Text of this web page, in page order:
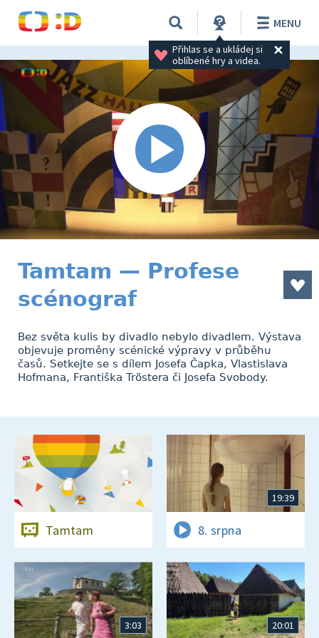
Přihlas se a ukládej si
oblíbené hry a videa.
MENU
Tamtam — Profese
scénograf
Bez světa kulis by divadlo nebylo divadlem. Výstava
objevuje proměny scénické výpravy v průběhu
časů. Setkejte se s dílem Josefa Čapka, Vlastislava
Hofmana, Františka Tröstera či Josefa Svobody.
Tamtam
19:39
8. srpna
3:03 20:01